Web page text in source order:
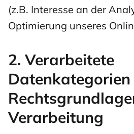
(z.B. Interesse an der
Optimierung unseres
2. Verarbeitete
Datenkategorien
Verarbeitung